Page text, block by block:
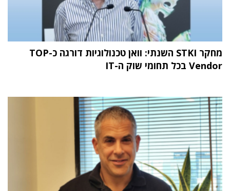
מחקר STKI השנתי: וואן טכנולוגיות דורגה כ-TOP
Vendor בכל תחומי שוק ה-IT